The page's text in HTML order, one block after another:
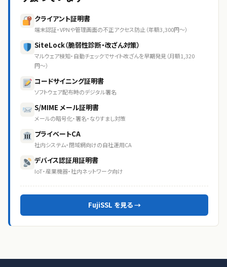
クライアント証明書
端末認証・VPNや管理画面の不正アクセス防止（年額3,300円〜）
SiteLock（脆弱性診断・改ざん対策）
マルウェア検知・自動チェックでサイト改ざんを早期発見（月額1,320
円〜）
コードサイニング証明書
ソフトウェア配布時のデジタル署名
S/MIME メール証明書
メールの暗号化・署名・なりすまし対策
プライベートCA
社内システム・閉域網向けの自社運用CA
デバイス認証用証明書
IoT・産業機器・社内ネットワーク向け
FujiSSL を見る →